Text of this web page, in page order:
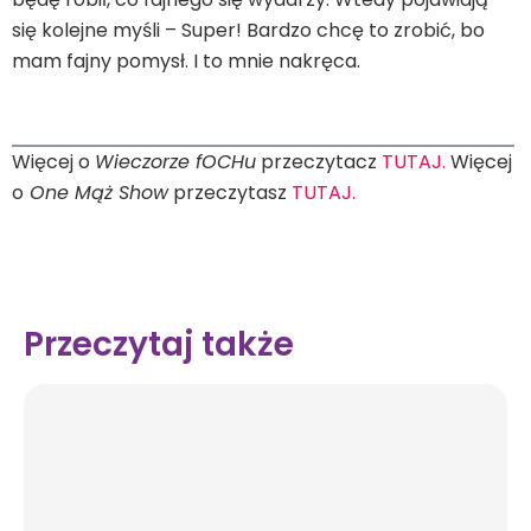
się kolejne myśli – Super! Bardzo chcę to zrobić, bo
mam fajny pomysł. I to mnie nakręca.
Więcej o Wieczorze fOCHu przeczytacz TUTAJ. Więcej
o One Mąż Showprzeczytasz TUTAJ.
Przeczytaj także